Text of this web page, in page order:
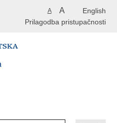
English
A A
Prilagodba pristupačnosti